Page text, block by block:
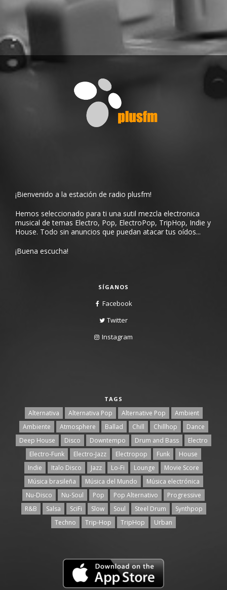
¡Bienvenido a la estación de radio plusfm!
Hemos seleccionado para ti una sutil mezcla electronica
musical de temas Electro, Pop, ElectroPop, TripHop, Indie y
House. Todo sin anuncios que puedan atacar tus oídos...
¡Buena escucha!
SÍGANOS
Facebook
Twitter
Instagram
TAGS
Alternativa Alternativa Pop Alternative Pop
Ambient
Ambiente
Atmosphere Ballad Chill Chillhop
Dance
Deep House
Disco Downtempo Drum and Bass
Electro
Electro-Funk
Electro-Jazz Electropop Funk
House
Indie
Italo Disco Jazz Lo-Fi Lounge
Movie Score
Música brasileña
Música del Mundo
Música electrónica
Nu-Disco
Nu-Soul Pop Pop Alternativo
Progressive
R&B
Salsa SciFi Slow Soul Steel Drum
Synthpop
Techno
Trip-Hop TripHop Urban